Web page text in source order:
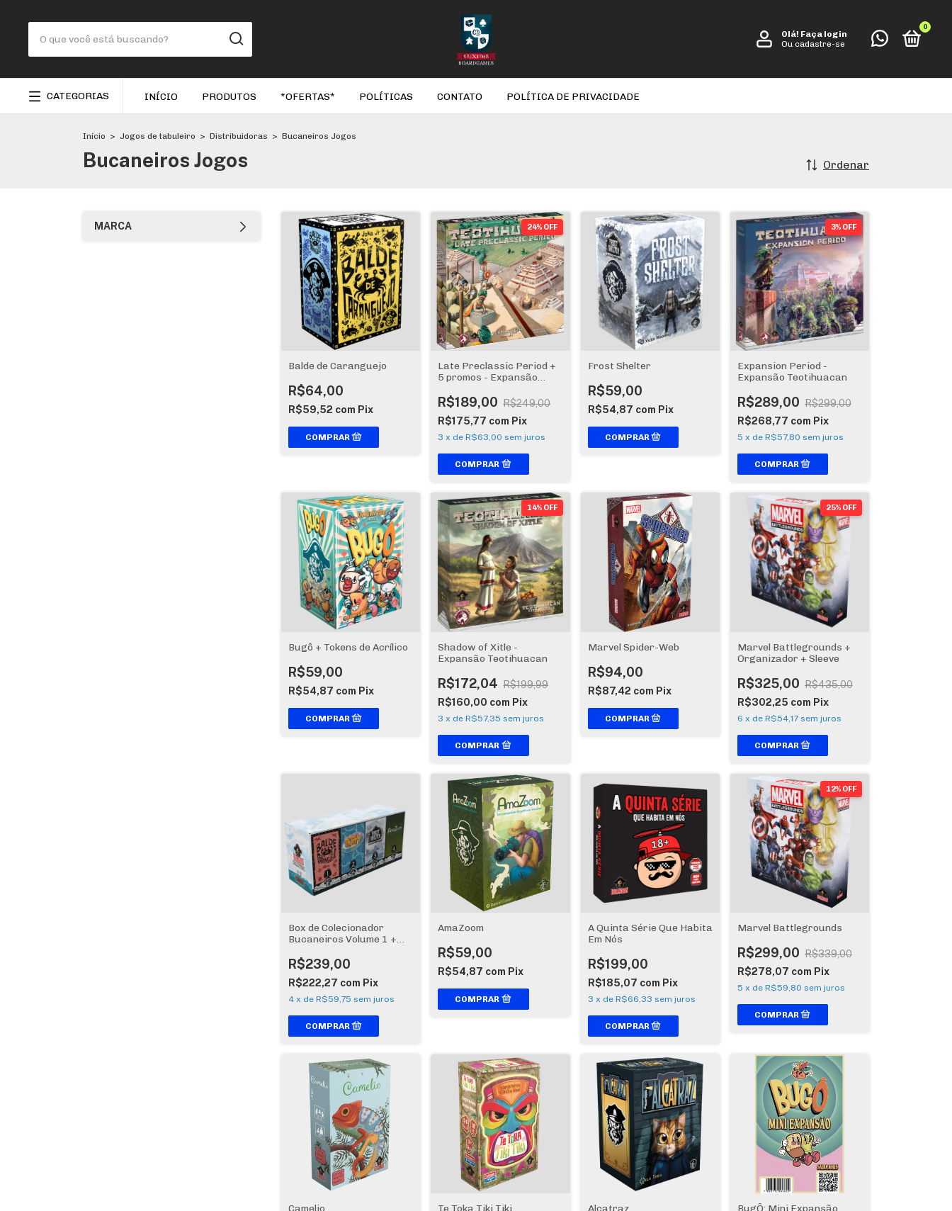
Olá! Faça login
Ou cadastre-se
0
CATEGORIAS INÍCIO PRODUTOS *OFERTAS* POLÍTICAS CONTATO POLÍTICA DE PRIVACIDADE
Início > Jogos de tabuleiro > Distribuidoras > Bucaneiros Jogos
Bucaneiros Jogos Ordenar
MARCA
Balde de Caranguejo
R$64,00
R$59,52 com Pix
24% OFF
Late Preclassic Period +
5 promos - Expansão
R$189,00 R$249,00
R$175,77 com Pix
3 x deR$63,00 sem juros
Frost Shelter
R$59,00
R$54,87 com Pix
3% OFF
Expansion Period -
Expansão Teotihuacan
R$289,00 R$299,00
R$268,77 com Pix
5 x de R$57,80 sem juros
Bugô + Tokens de Acrílico
R$59,00
R$54,87 com Pix
14% OFF
Shadow of Xitle -
Expansão Teotihuacan
R$172,04 R$199,99
R$160,00 com Pix
3 x deR$57,35 sem juros
Marvel Spider-Web
R$94,00
R$87,42 com Pix
25% OFF
Marvel Battlegrounds +
Organizador + Sleeve
R$325,00 R$435,00
R$302,25 com Pix
6 x de R$54,17 sem juros
Box de Colecionador
Bucaneiros Volume 1 +
R$239,00
R$222,27 com Pix
4 x de R$59,75 sem juros
AmaZoom
R$59,00
R$54,87 com Pix
A Quinta Série Que Habita
Em Nós
R$199,00
R$185,07 com Pix
3 x de R$66,33 sem juros
12% OFF
Marvel Battlegrounds
R$299,00 R$339,00
R$278,07 com Pix
5 x de R$59,80 sem juros
Camelio Te Toka Tiki Tiki Alcatraz BugÔ: Mini Expansão